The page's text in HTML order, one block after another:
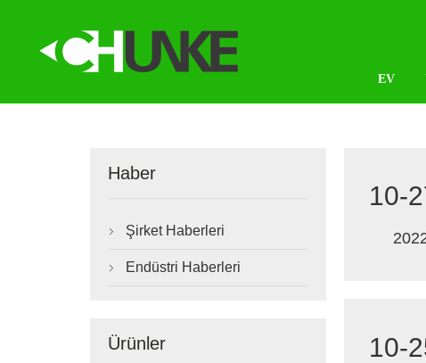
EV
Haber
 Şirket Haberleri
 Endüstri Haberleri
Ürünler
10-
10-